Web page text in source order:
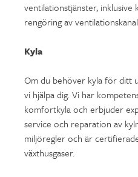
ventilationstjänster,
rengöring av
Kyla
Om du behöver kyla för ditt
vi hjälpa dig. Vi har
komfortkyla och erbjuder
service och reparation av
miljöregler och är
växthusgaser.